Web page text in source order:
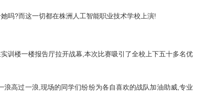
吗?而这一切都在株洲人工智能职业技术学校上演!
训楼一楼报告厅拉开战幕,本次比赛吸引了全校上下五十多名优
高过一浪,现场的同学们纷纷为各自喜欢的战队加油助威,专业